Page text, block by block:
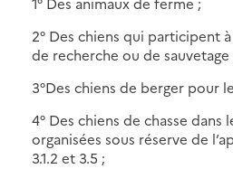
2° Des chiens qui participent
de recherche ou de sauvetage
3°Des chiens de berger pour
4° Des chiens de chasse dans
organisées sous réserve de
3.1.2 et 3.5 ;